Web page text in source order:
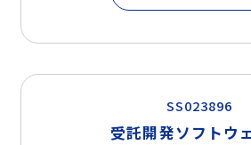
SS023896
受託開発ソフトウ